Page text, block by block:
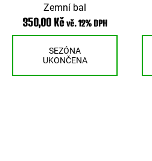
Zemní bal
350,00 Kč vč. 12% DPH
SEZÓNA
UKONČENA